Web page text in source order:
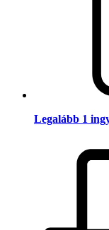
Legalább 1